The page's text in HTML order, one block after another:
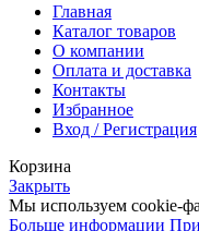
Главная
Каталог товаров
О компании
Оплата и доставка
Контакты
Избранное
Вход / Регистрация
Корзина
Закрыть
Мы используем cookie-
Больше информации